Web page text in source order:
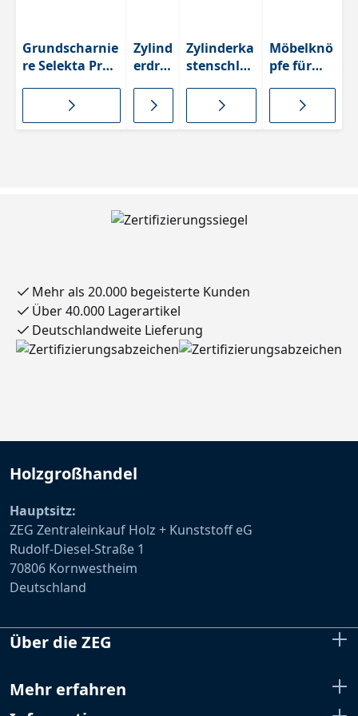
Grundscharnie
re Selekta Pro
Zuhaltung
Zylind
erdre
Zylinderka
stenschlos
Möbelknö
pfe für
hlösser
Mehr als 20.000 begeisterte Kunden
Über 40.000 Lagerartikel
Deutschlandweite Lieferung
Holzgroßhandel
Hauptsitz:
ZEG Zentraleinkauf Holz + Kunststoff eG
Rudolf-Diesel-Straße 1
70806 Kornwestheim
Deutschland
Über die ZEG
Mehr erfahren